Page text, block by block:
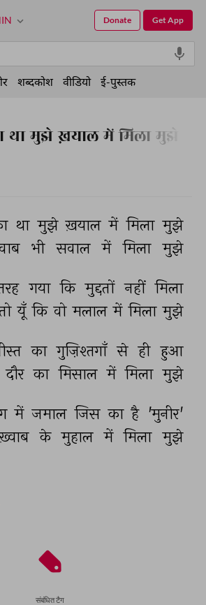
था मुझे ख़याल में मिला मुझे
था मुझे ख़याल में मिला मुझे
भी सवाल में मिला मुझे
गया कि मुद्दतों नहीं मिला
यूँ कि वो मलाल में मिला मुझे
का गुज़िश्तगाँ से ही हुआ
दौर का मिसाल में मिला मुझे
में जमाल जिस का है 'मुनीर'
ख़्वाब के मुहाल में मिला मुझे
संबंधित टैग
Get App
Donate
शब्दकोश वीडियो ई-पुस्तक